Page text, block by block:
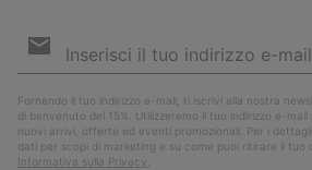
e-
Fornendo il tuo indirizzo e-mail, ti iscrivi alla nostra
di benvenuto del 15%. Utilizzeremo il tuo indirizzo e-
nuovi arrivi, offerte ed eventi promozionali. Per i
dati per scopi di marketing e su come puoi ritirare il tuo
Informativa sulla Privacy